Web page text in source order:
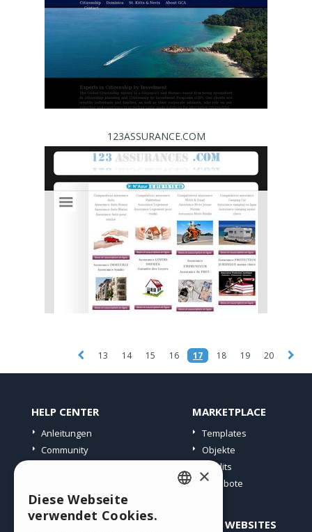
123ASSURANCE.COM
13 14 15 16 17 18 19 20
HELP CENTER
Anleitungen
Community
MARKETPLACE
Templates
Objekte
Credits
Angebote
PROFIL ANDERE WEBSITES
×
Diese Webseite
verwendet Cookies.